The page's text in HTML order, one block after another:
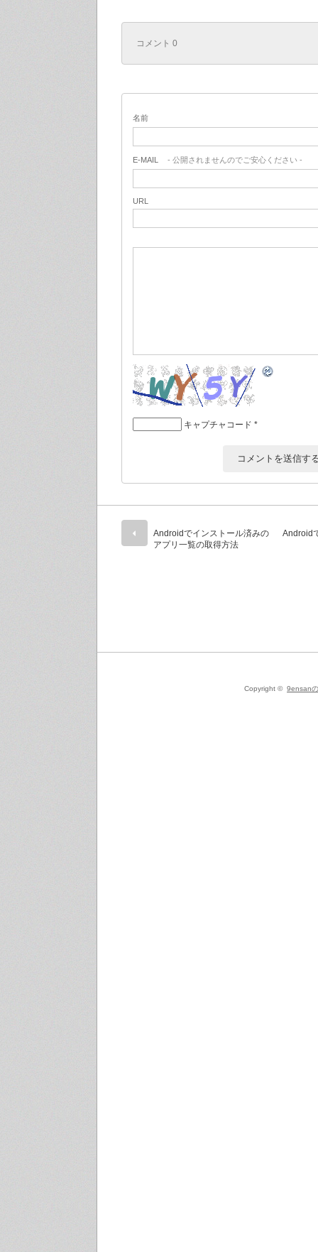
コメント 0
名前
E-MAIL - 公開されませんのでご安心ください -
URL
キャプチャコード *
Androidでインストール済みの
アプリ一覧の取得方法
Android
Copyright ©9ensan